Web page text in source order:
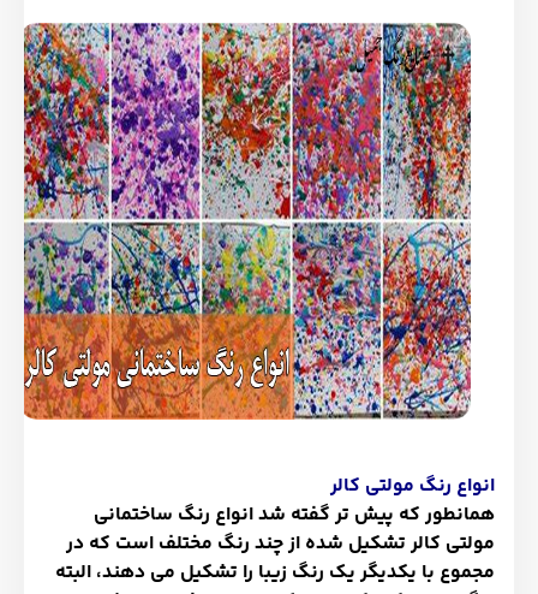
انواع رنگ مولتی کالر
همانطور که پیش تر گفته شد انواع رنگ ساختمانی
مولتی کالر تشکیل شده از چند رنگ مختلف است که در
مجموع با یکدیگر یک رنگ زیبا را تشکیل می دهند، البته